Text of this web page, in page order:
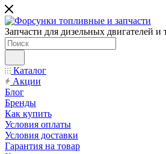
Запчасти для дизельных двигателей
Каталог
Акции
Блог
Бренды
Как купить
Условия оплаты
Условия доставки
Гарантия на товар